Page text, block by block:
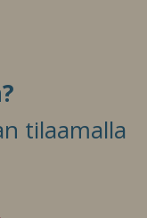
tilaamalla